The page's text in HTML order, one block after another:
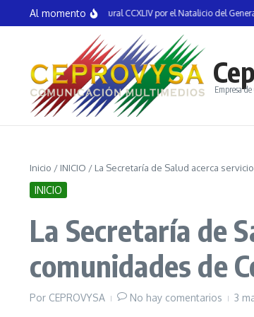
Saltar al contenido
Al momento
la Semana Cultural CCXLIV por el Natalicio del General Vicente
Empresa
Inicio / INICIO / La Secretaría de Salud acerca
INICIO
La Secretaría de
comunidades de
Por CEPROVYSA No hay comentarios 3